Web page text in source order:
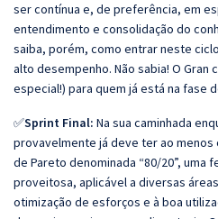
ser contínua e, de preferência, em
entendimento e consolidação do
saiba, porém, como entrar neste
alto desempenho. Não sabia! O Gran
especial!) para quem já está na fase
✅Sprint Final: Na sua caminhada
provavelmente já deve ter ao menos
de Pareto denominada “80/20”, uma
proveitosa, aplicável a diversas
otimização de esforços e à boa